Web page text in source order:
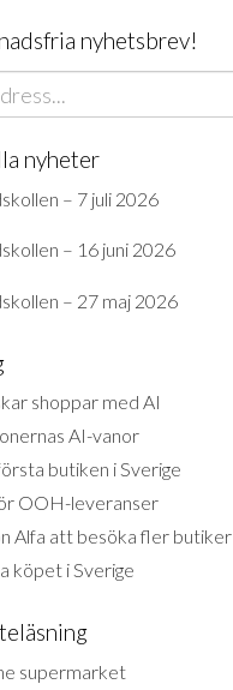
nyhetsbrev!
nyheter
– 7 juli 2026
– 16 juni 2026
– 27 maj 2026
shoppar med AI
AI-vanor
butiken i Sverige
OOH-leveranser
Alfa att besöka fler butiker
köpet i Sverige
supermarket